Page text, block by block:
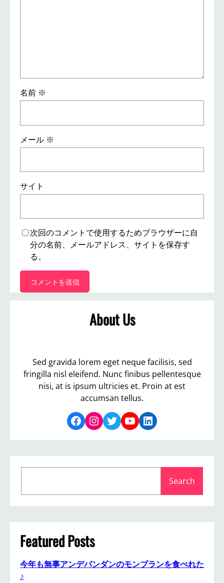
名前 ※
メール ※
サイト
次回のコメントで使用するためブラウザーに自
分の名前、メールアドレス、サイトを保存す
る。
About Us
Sed gravida lorem eget neque facilisis, sed
fringilla nisl eleifend. Nunc finibus pellentesque
nisi, at is ipsum ultricies et. Proin at est
accumsan tellus.
Facebook Instagram Twitter YouTube LinkedIn
a
r
c
h
Search
Featured Posts
今年も無事アンデパンダンのモンブランを食べれた
♪